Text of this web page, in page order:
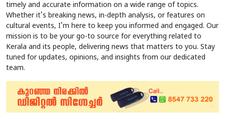
timely and accurate information on a wide range of topics.
Whether it's breaking news, in-depth analysis, or features on
cultural events, I'm here to keep you informed and engaged. Our
mission is to be your go-to source for everything related to
Kerala and its people, delivering news that matters to you. Stay
tuned for updates, opinions, and insights from our dedicated
team.